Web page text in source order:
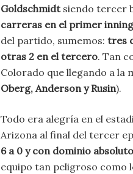
Goldschmidtsiendo tercer
carreras en el primer inning
del partido, sumemos: tres
otras 2 en el tercero. Tan
Colorado que llegando a la
Oberg, Anderson y Rusin).
Todo era alegría en el
Arizona al final del tercer
6 a 0 y con dominio absoluto
equipo tan peligroso como